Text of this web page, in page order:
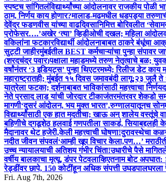
स्पष्टच सांगितलंविद्यार्थ्यांच्या आंदोलनावर राजकीय पोळी
ठाम, निर्णय काय होणार?मालाड-मढमधील धडपड्या
देवेंद्र फडणवीस यांच्या वाढदिवसानिमित्त बोरिवलीत
प्रोफेसर….’अखेर ‘त्या’ व्हिडीओची दखल; महिला
वकिलांना फटकारविद्यार्थी आंदोलनाबाबत ठाकरे बंधूंचा
सुट्टी जाहीरमुंबईतील BEST कर्मचाऱ्यांचा पुन्हा संपावर
(शरदचंद्र पवार)पक्षाला महाडमध्ये तरुण नेतृत्वाचे बळ; युवक
वर्षांनंतर ‘3 इडियट्स’ पुन्हा थिएटरमध्ये; रिलीज डेट काय
महाराष्ट्रातही; मुंबईत १५ दिवस जमावबंदी लागू;२३ जुलै
यात्रेला फटका; दर्शनाबाबत भाविकांसाठी महत्त्वाचा निर्णय
नेते प्रसाद लाड यांची जोरदार टीकाजंतरमंतरवर शेकडो
मागणी‘दुसरं आंदोलन, भय मुक्त भारत’,रुग्णालयातूनच सोनम
विद्यार्थ्यांसाठी एक हात मदतीचा; खाऊ अन् शालेय वस्तूंचे
बहिणीचे दगडूशेठ हलवाई गणपतीला साकडं, सियाबद्दलही
मैदानावर थेट हजेरी,केली महत्त्वाची घोषणा!दुरावस्थेचा
नदीत जीवन संपवलं‘आम्ही खूप विचार केला,पण…’
उच्च न्यायालयाची अतिशय गंभीर चिंता!उधारीचे पैसे
वर्षीय बालकाचा मृत्यू, डंपर पेटवलाव्हिएतनाम बोट अपघात:
रेड्डींवर छापे, 150 कोटींहून अधिक संपत्ती उघडपालघरला
Fri. Aug 7th, 2026